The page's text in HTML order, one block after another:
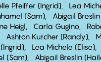
Pfeiffer (Ingrid)
Lea
(Sam)
Abigail
Heigl
Carla Gugino
Ashton Kutcher (Randy)
Lea Michele (Elise)
(Sam)
Abigail Breslin